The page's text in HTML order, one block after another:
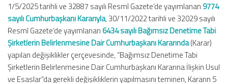
1/5/2025 tarihli ve 32887 sayılı Resmî Gazete’de yayımlanan 9774
sayılı Cumhurbaşkanı Kararıyla, 30/11/2022 tarihli ve 32029 sayılı
Resmî Gazete’de yayımlanan 6434 sayılı Bağımsız Denetime Tabi
Şirketlerin Belirlenmesine Dair Cumhurbaşkanı Kararında(Karar)
yapılan değişiklikler çerçevesinde, “Bağımsız Denetime Tabi
Şirketlerin Belirlenmesine Dair Cumhurbaşkanı Kararına İlişkin Usul
ve Esaslar”da gerekli değişikliklerin yapılmasını teminen, Kararın 5